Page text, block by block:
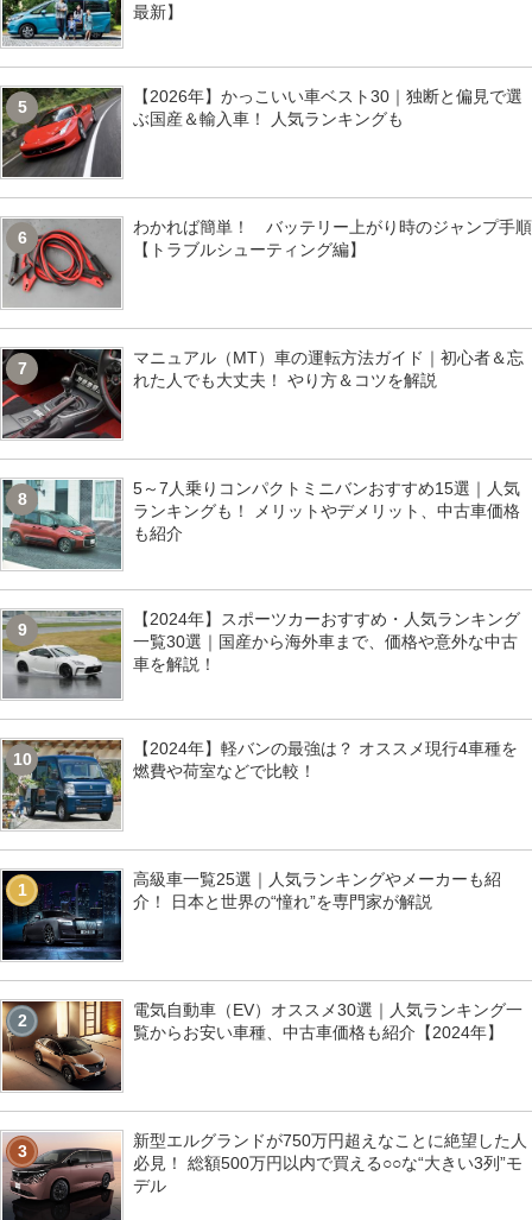
最新】
5
【2026年】かっこいい車ベスト30｜独断と偏見で選
ぶ国産＆輸入車！ 人気ランキングも
6
わかれば簡単！ バッテリー上がり時のジャンプ手順
【トラブルシューティング編】
7
マニュアル（MT）車の運転方法ガイド｜初心者＆忘
れた人でも大丈夫！ やり方＆コツを解説
8
5～7人乗りコンパクトミニバンおすすめ15選｜人気
ランキングも！ メリットやデメリット、中古車価格
も紹介
9
【2024年】スポーツカーおすすめ・人気ランキング
一覧30選｜国産から海外車まで、価格や意外な中古
車を解説！
10
【2024年】軽バンの最強は？ オススメ現行4車種を
燃費や荷室などで比較！
1
高級車一覧25選｜人気ランキングやメーカーも紹
介！ 日本と世界の“憧れ”を専門家が解説
2
電気自動車（EV）オススメ30選｜人気ランキング一
覧からお安い車種、中古車価格も紹介【2024年】
3
新型エルグランドが750万円超えなことに絶望した人
必見！ 総額500万円以内で買える○○な“大きい3列”モ
デル